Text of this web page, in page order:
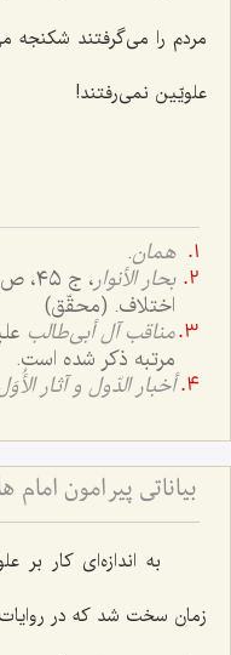
مردم را می‌گرفتند شکنجه
علویّین نمی‌رفتند!
همان.
بحار الأنوار، ج ٤٥، ص ٤٠٣؛
اختلاف. (محقّق)
مناقب آل أبی‌طالب
مرتبه ذکر شده است.
أخبار الدّول و آثار
بیاناتی پیرامون امام
به اندازه‌ای کار بر
زمان سخت شد که در روایات